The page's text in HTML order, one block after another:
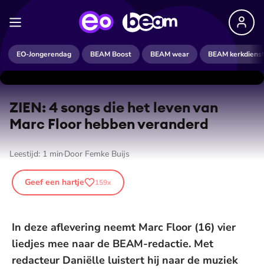
EO-Jongerendag BEAM Boost BEAM wear BEAM kerkdienst
ZIEN: 4 songs die het leven van
Marc Floor hebben veranderd
Leestijd: 1 min Door Femke Buijs
Geef een hartje 159x
In deze aflevering neemt Marc Floor (16) vier
liedjes mee naar de BEAM-redactie. Met
redacteur Daniëlle luistert hij naar de muziek